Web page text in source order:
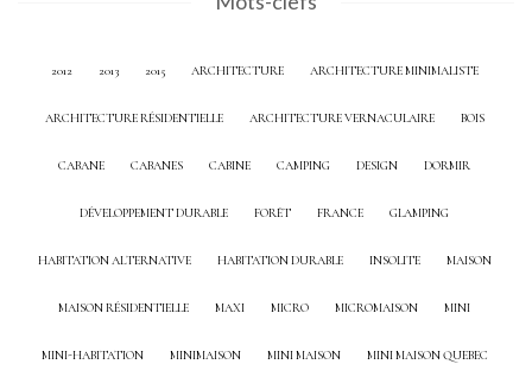
2012 2013 2015 ARCHITECTURE ARCHITECTURE MINIMALISTE
ARCHITECTURE RÉSIDENTIELLE ARCHITECTURE VERNACULAIRE BOIS
CABANE CABANES CABINE CAMPING DESIGN DORMIR
DÉVELOPPEMENT DURABLE FORÊT FRANCE GLAMPING
HABITATION ALTERNATIVE HABITATION DURABLE INSOLITE MAISON
MAISON RÉSIDENTIELLE MAXI MICRO MICROMAISON MINI
MINI-HABITATION MINIMAISON MINI MAISON MINI MAISON QUEBEC